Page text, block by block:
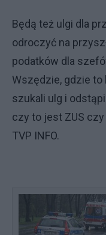
Będą też ulgi dla
odroczyć na
podatków dla
Wszędzie, gdzie
szukali ulg i
czy to jest ZUS czy
TVP INFO.